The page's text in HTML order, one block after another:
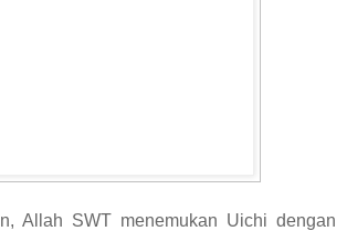
Allah SWT menemukan Uichi dengan